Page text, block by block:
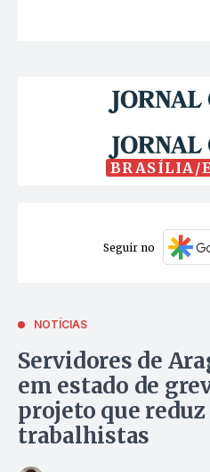
BRASÍLIA/
Seguir no
NOTÍCIAS
Servidores de
em estado de
projeto que
trabalhistas